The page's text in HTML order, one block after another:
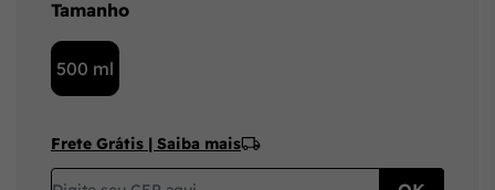
Frete Grátis | Saiba mais
Tamanho
500 ml